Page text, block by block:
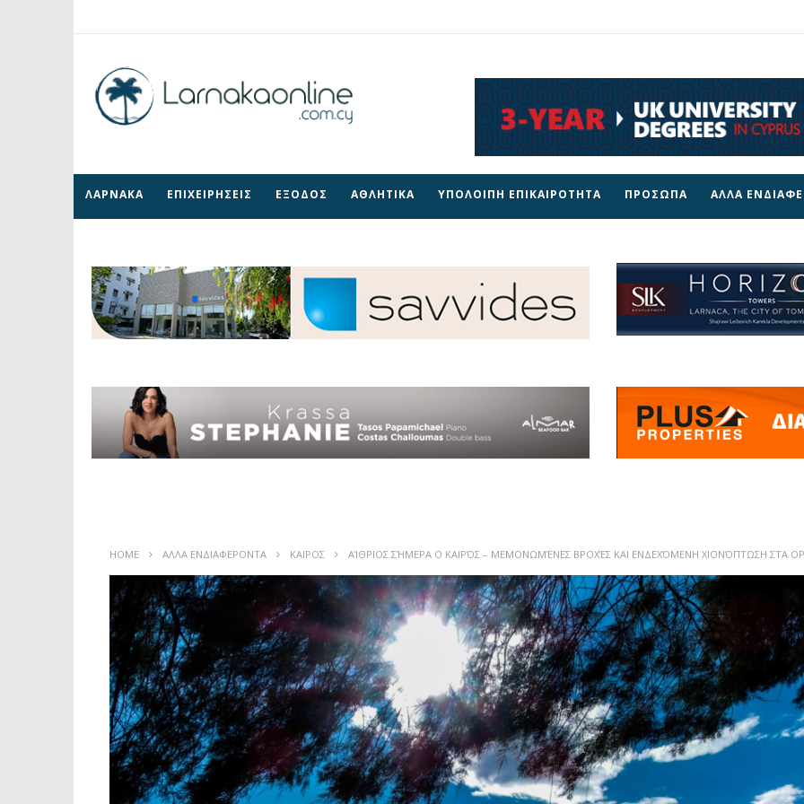
ΛΑΡΝΑΚΑ ΕΠΙΧΕΙΡΗΣΕΙΣ ΕΞΟΔΟΣ ΑΘΛΗΤΙΚΑ ΥΠΟΛΟΙΠΗ ΕΠΙΚΑΙΡΟΤΗΤΑ ΠΡΟΣΩΠΑ ΑΛΛΑ
HOME ΑΛΛΑ ΕΝΔΙΑΦΕΡΟΝΤΑ ΚΑΙΡΟΣ ΑΊΘΡΙΟΣ ΣΉΜΕΡΑ Ο ΚΑΙΡΌΣ – ΜΕΜΟΝΩΜΈΝΕΣ ΒΡΟΧΈΣ ΚΑΙ ΕΝΔΕΧΌΜΕΝΗ ΧΙΟΝΌΠΤΩΣΗ ΣΤΑ